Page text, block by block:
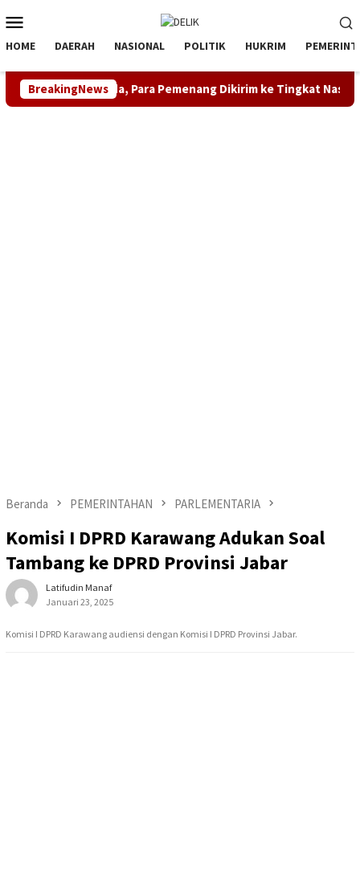
ke
kontenMobile
HOME DAERAH NASIONAL POLITIK HUKRIM
BreakingNews
Muda, Para Pemenang Dikirim ke Tingkat Nasional
Beranda PEMERINTAHAN PARLEMENTARIA
Komisi I DPRD Karawang Adukan Soal
Tambang ke DPRD Provinsi Jabar
Latifudin Manaf
Januari 23, 2025
Komisi I DPRD Karawang audiensi dengan Komisi I DPRD Provinsi Jabar.